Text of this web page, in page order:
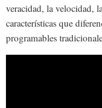
veracidad, la velocidad,
características que
programables